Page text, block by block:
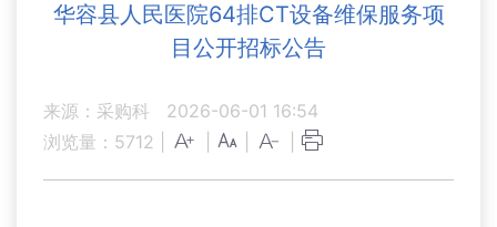
华容县人民医院64排CT设备维保服务项
目公开招标公告
来源：采购科
2026-06-01 16:54
浏览量： 5712